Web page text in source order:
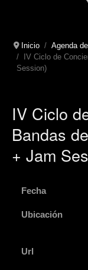
Inicio
Agenda
IV Ciclo de
Session)
IV Ciclo
Bandas
+ Jam
Fecha
Ubicación
Url